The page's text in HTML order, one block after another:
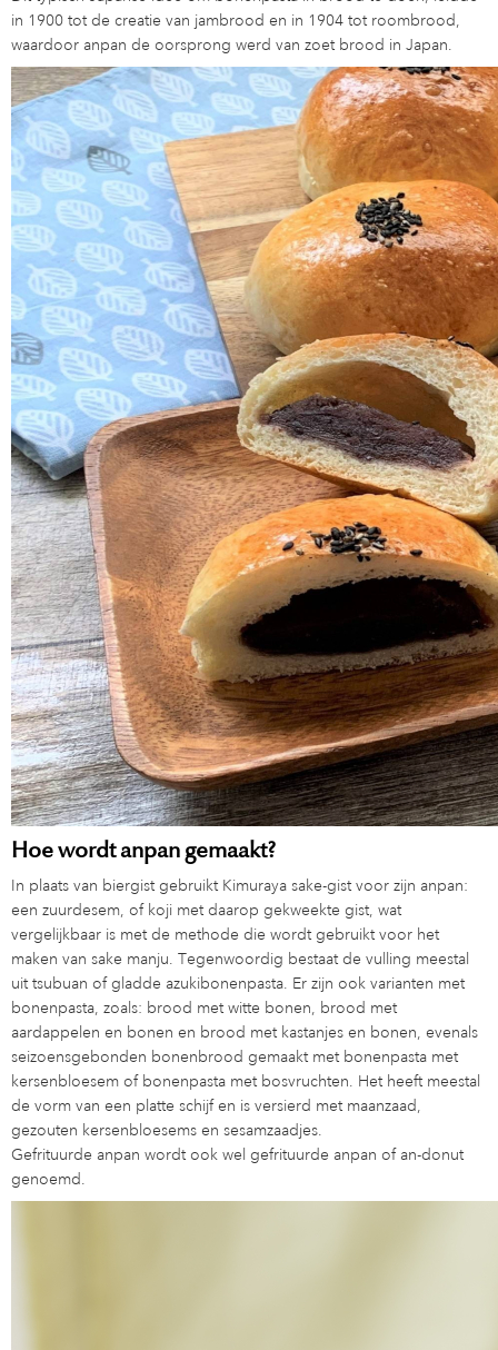
in 1900 tot de creatie van jambrood en in 1904 tot roombrood,
waardoor anpan de oorsprong werd van zoet brood in Japan.
Hoe wordt anpan gemaakt?
In plaats van biergist gebruikt Kimuraya sake-gist voor zijn anpan:
een zuurdesem, of koji met daarop gekweekte gist, wat
vergelijkbaar is met de methode die wordt gebruikt voor het
maken van sake manju. Tegenwoordig bestaat de vulling meestal
uit tsubuan of gladde azukibonenpasta. Er zijn ook varianten met
bonenpasta, zoals: brood met witte bonen, brood met
aardappelen en bonen en brood met kastanjes en bonen, evenals
seizoensgebonden bonenbrood gemaakt met bonenpasta met
kersenbloesem of bonenpasta met bosvruchten. Het heeft meestal
de vorm van een platte schijf en is versierd met maanzaad,
gezouten kersenbloesems en sesamzaadjes.
Gefrituurde anpan wordt ook wel gefrituurde anpan of an-donut
genoemd.